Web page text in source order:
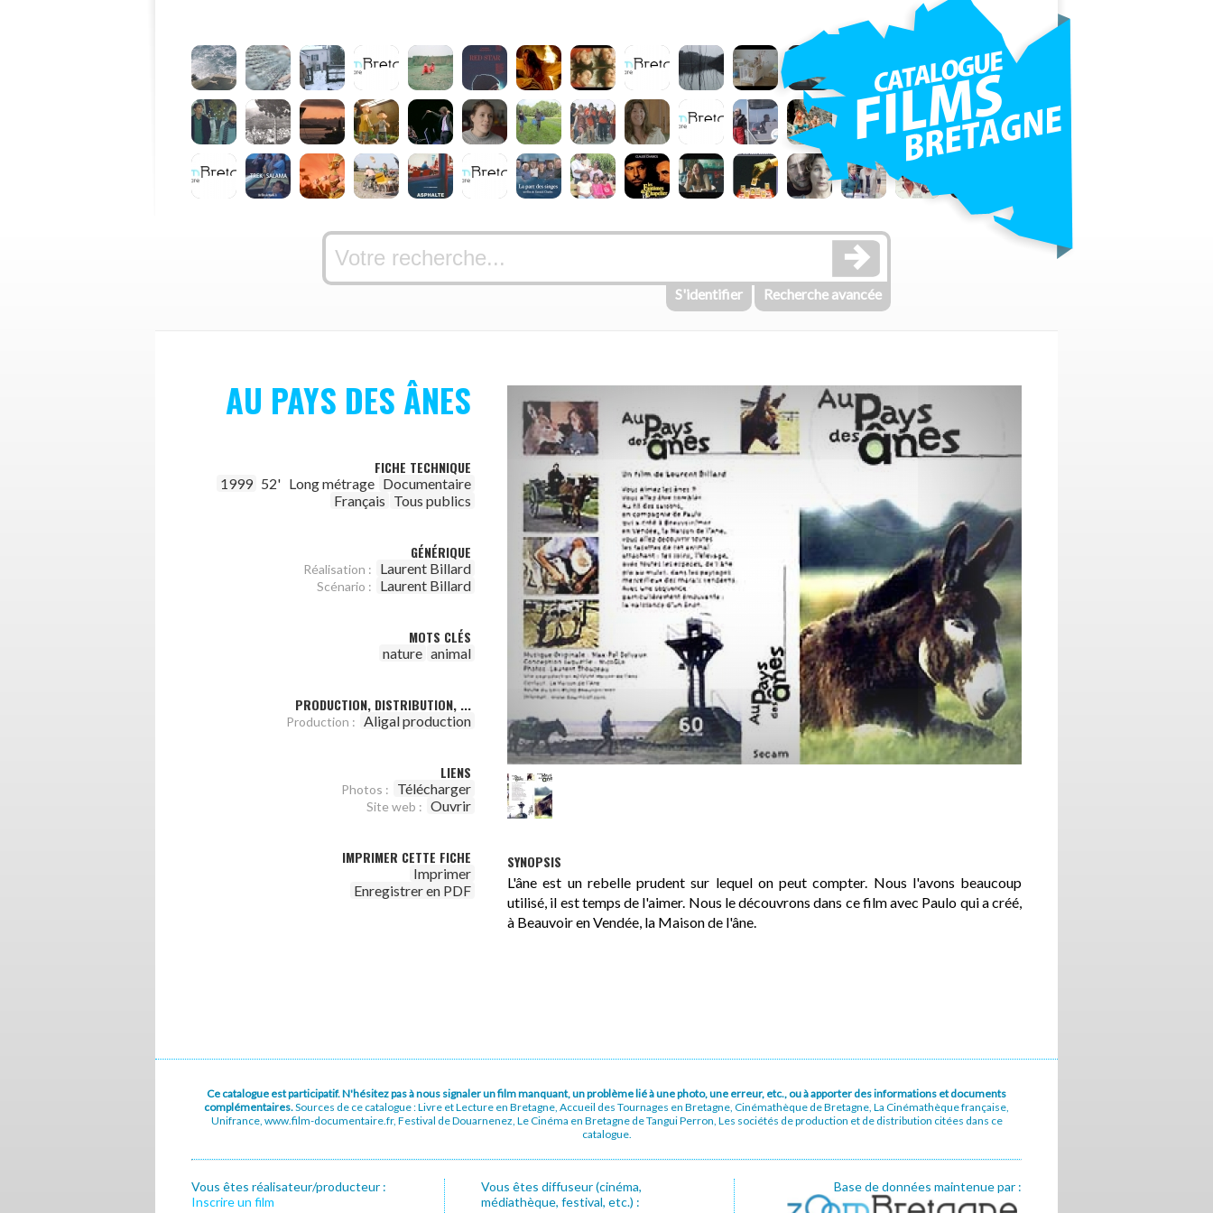
S'identifier Recherche avancée
AU PAYS DES ÂNES
FICHE TECHNIQUE
1999 52' Long métrage Documentaire
Français Tous publics
GÉNÉRIQUE
Réalisation : Laurent Billard
Scénario : Laurent Billard
MOTS CLÉS
nature animal
PRODUCTION, DISTRIBUTION, ...
Production : Aligal production
LIENS
Photos : Télécharger
Site web : Ouvrir
IMPRIMER CETTE FICHE
Imprimer
Enregistrer en PDF
SYNOPSIS
L'âne est un rebelle prudent sur lequel on peut compter. Nous l'avons beaucoup
utilisé, il est temps de l'aimer. Nous le découvrons dans ce film avec Paulo qui a créé,
à Beauvoir en Vendée, la Maison de l'âne.
Ce catalogue est participatif. N'hésitez pas à nous signaler un film manquant, un problème lié à une photo, une erreur, etc., ou à apporter des informations et documents
complémentaires.Sources de ce catalogue : Livre et Lecture en Bretagne, Accueil des Tournages en Bretagne, Cinémathèque de Bretagne, La Cinémathèque française,
Unifrance, www.film-documentaire.fr, Festival de Douarnenez, Le Cinéma en Bretagne de Tangui Perron, Les sociétés de production et de distribution citées dans ce
catalogue.
Vous êtes réalisateur/producteur :
Inscrire un film
Vous êtes diffuseur (cinéma,
médiathèque, festival, etc.) :
Base de données maintenue par :